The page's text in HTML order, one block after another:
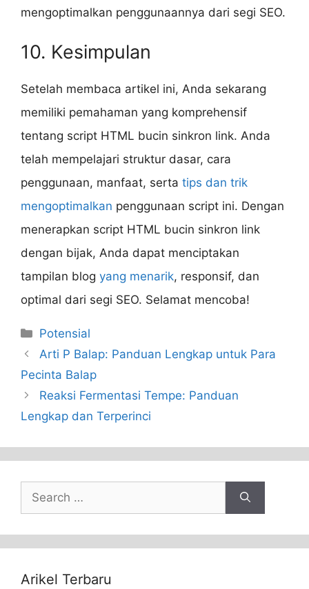
mengoptimalkan penggunaannya dari segi SEO.
10. Kesimpulan
Setelah membaca artikel ini, Anda sekarang
memiliki pemahaman yang komprehensif
tentang script HTML bucin sinkron link. Anda
telah mempelajari struktur dasar, cara
penggunaan, manfaat, serta tips dan trik
mengoptimalkan penggunaan script ini. Dengan
menerapkan script HTML bucin sinkron link
dengan bijak, Anda dapat menciptakan
tampilan blog yang menarik, responsif, dan
optimal dari segi SEO. Selamat mencoba!
Categories
Potensial
Arti P Balap: Panduan Lengkap untuk Para
Pecinta Balap
Reaksi Fermentasi Tempe: Panduan
Lengkap dan Terperinci
Search
for:
Arikel Terbaru